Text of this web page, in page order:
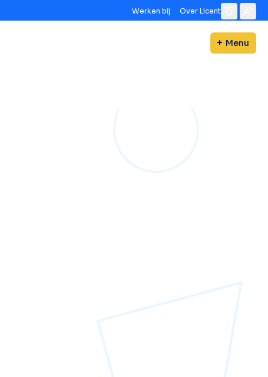
Werken bij Over Licent
Menu